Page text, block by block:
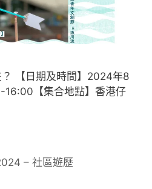
【日期及時間】2024年8
16:00【集合地點】香港仔
– 社區遊歷